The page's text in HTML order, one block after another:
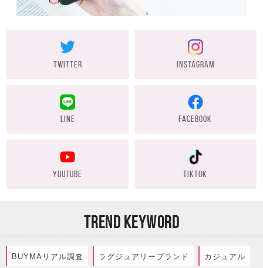
TWITTER INSTAGRAM
LINE FACEBOOK
YOUTUBE TIKTOK
TREND KEYWORD
BUYMAリアル調査 ラグジュアリーブランド カジュアル